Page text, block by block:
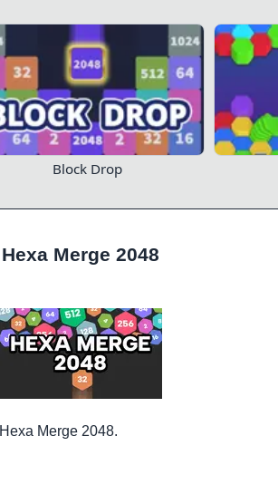
Block Drop
Hexa Merge 2048
Hexa Merge 2048.